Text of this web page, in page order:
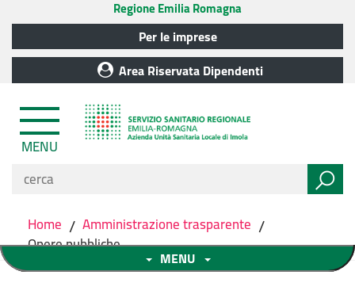
Regione Emilia Romagna
Per le imprese
Area Riservata Dipendenti
MENU
Home / Amministrazione trasparente /
Opere pubbliche
MENU